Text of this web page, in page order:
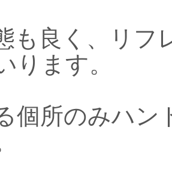
も良く、リフ
ります。
個所のみハン